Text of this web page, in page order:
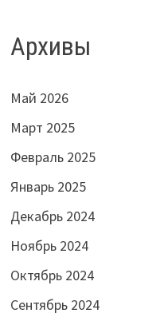
Архивы
Май 2026
Март 2025
Февраль 2025
Январь 2025
Декабрь 2024
Ноябрь 2024
Октябрь 2024
Сентябрь 2024